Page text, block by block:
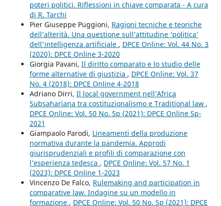
poteri politici. Riflessioni in chiave comparata - A cura
di R. Tarchi
Pier Giuseppe Puggioni, Ragioni tecniche e teoriche
dell’alterità. Una questione sull’attitudine ‘politica’
dell'intelligenza artificiale , DPCE Online: Vol. 44 No. 3
(2020): DPCE Online 3-2020
Giorgia Pavani, Il diritto comparato e lo studio delle
forme alternative di giustizia , DPCE Online: Vol. 37
No. 4 (2018): DPCE Online 4-2018
Adriano Dirri, Il local government nell’Africa
Subsahariana tra costituzionalismo e Traditional law ,
DPCE Online: Vol. 50 No. Sp (2021): DPCE Online Sp-
2021
Giampaolo Parodi, Lineamenti della produzione
normativa durante la pandemia. Approdi
giurisprudenziali e profili di comparazione con
l’esperienza tedesca , DPCE Online: Vol. 57 No. 1
(2023): DPCE Online 1-2023
Vincenzo De Falco, Rulemaking and participation in
comparative law. Indagine su un modello in
formazione , DPCE Online: Vol. 50 No. Sp (2021): DPCE